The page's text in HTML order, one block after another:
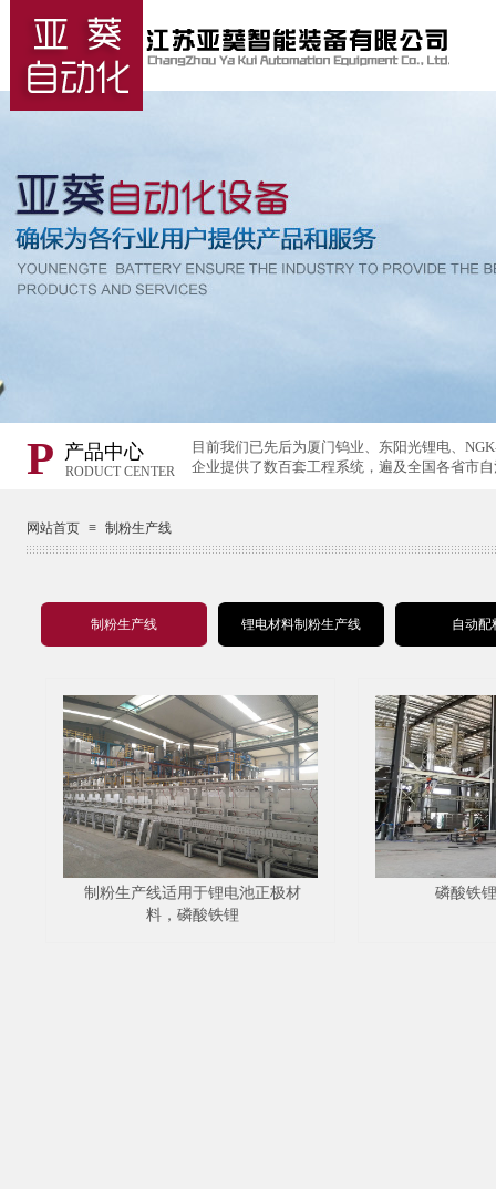
P
目前我们已先后为厦门钨业、东阳光锂电、
企业提供了数百套工程系统，遍及全国各省市
产品中心
RODUCT CENTER
网站首页 ≡ 制粉生产线
制粉生产线 锂电材料制粉生产线 自动配
制粉生产线适用于锂电池正极材
料，磷酸铁锂
磷酸铁